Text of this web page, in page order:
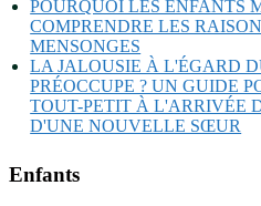
POURQUOI LES ENFANTS
COMPRENDRE LES
MENSONGES
LA JALOUSIE À L'ÉGARD
PRÉOCCUPE ? UN GUIDE
TOUT-PETIT À L'ARRIVÉE
D'UNE NOUVELLE SŒUR
Enfants